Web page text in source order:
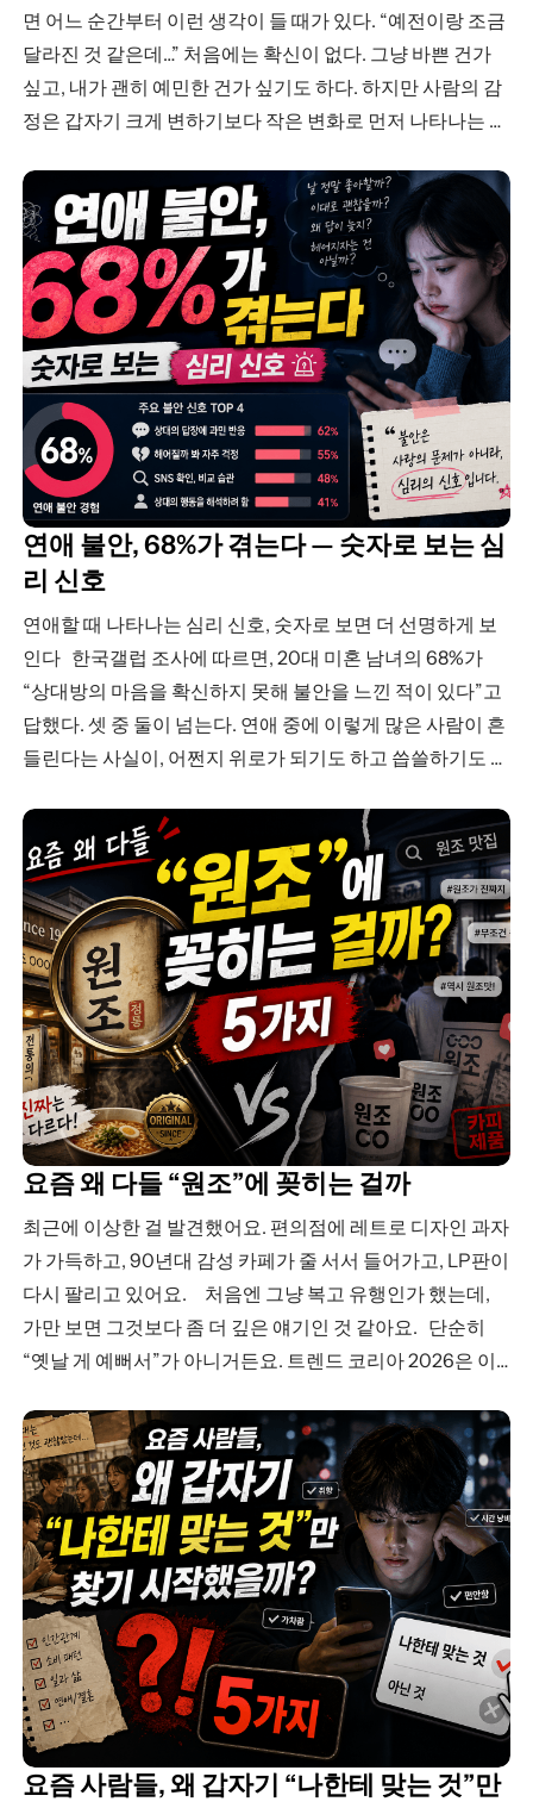
면 어느 순간부터 이런 생각이 들 때가 있다. “예전이랑 조금
달라진 것 같은데…” 처음에는 확신이 없다. 그냥 바쁜 건가
싶고, 내가 괜히 예민한 건가 싶기도 하다. 하지만 사람의 감
정은 갑자기 크게 변하기보다 작은 변화로 먼저 나타나는 경
연애 불안, 68%가 겪는다 — 숫자로 보는 심
리 신호
연애할 때 나타나는 심리 신호, 숫자로 보면 더 선명하게 보
인다 한국갤럽 조사에 따르면, 20대 미혼 남녀의 68%가
“상대방의 마음을 확신하지 못해 불안을 느낀 적이 있다”고
답했다. 셋 중 둘이 넘는다. 연애 중에 이렇게 많은 사람이 흔
들린다는 사실이, 어쩐지 위로가 되기도 하고 씁쓸하기도 하
요즘 왜 다들 “원조”에 꽂히는 걸까
최근에 이상한 걸 발견했어요. 편의점에 레트로 디자인 과자
가 가득하고, 90년대 감성 카페가 줄 서서 들어가고, LP판이
다시 팔리고 있어요. 처음엔 그냥 복고 유행인가 했는데,
가만 보면 그것보다 좀 더 깊은 얘기인 것 같아요. 단순히
“옛날 게 예뻐서”가 아니거든요. 트렌드 코리아 2026은 이
요즘 사람들, 왜 갑자기 “나한테 맞는 것”만